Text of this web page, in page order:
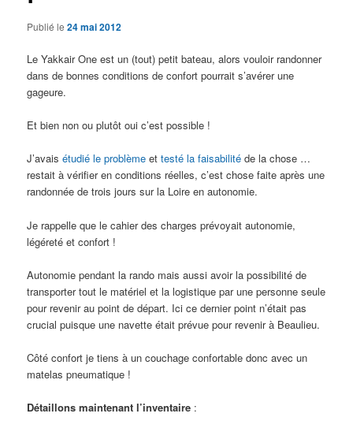
Publié le24 mai 2012
Le Yakkair One est un (tout) petit bateau, alors vouloir randonner
dans de bonnes conditions de confort pourrait s’avérer une
gageure.
Et bien non ou plutôt oui c’est possible !
J’avaisétudié le problème ettesté la faisabilité de la chose …
restait à vérifier en conditions réelles, c’est chose faite après une
randonnée de trois jours sur la Loire en autonomie.
Je rappelle que le cahier des charges prévoyait autonomie,
légéreté et confort !
Autonomie pendant la rando mais aussi avoir la possibilité de
transporter tout le matériel et la logistique par une personne seule
pour revenir au point de départ. Ici ce dernier point n’était pas
crucial puisque une navette était prévue pour revenir à Beaulieu.
Côté confort je tiens à un couchage confortable donc avec un
matelas pneumatique !
Détaillons maintenant l’inventaire :